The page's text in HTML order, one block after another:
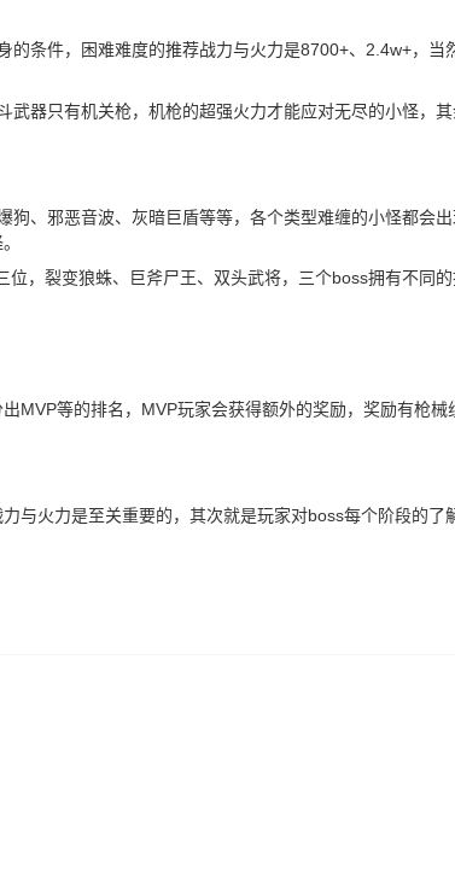
条件，困难难度的推荐战力与火力是8700+、2.4w+，当
只有机关枪，机枪的超强火力才能应对无尽的小怪，其
、邪恶音波、灰暗巨盾等等，各个类型难缠的小怪都会
，裂变狼蛛、巨斧尸王、双头武将，三个boss拥有不同
等的排名，MVP玩家会获得额外的奖励，奖励有枪械
火力是至关重要的，其次就是玩家对boss每个阶段的了